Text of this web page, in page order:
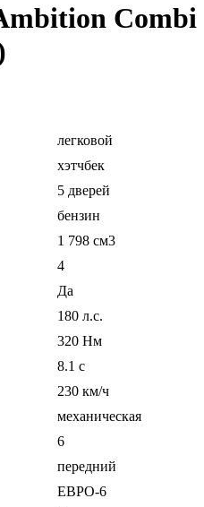
Combi
легковой
хэтчбек
5 дверей
бензин
1 798 см3
4
Да
180 л.с.
320 Нм
8.1 c
230 км/ч
механическая
6
передний
ЕВРО-6